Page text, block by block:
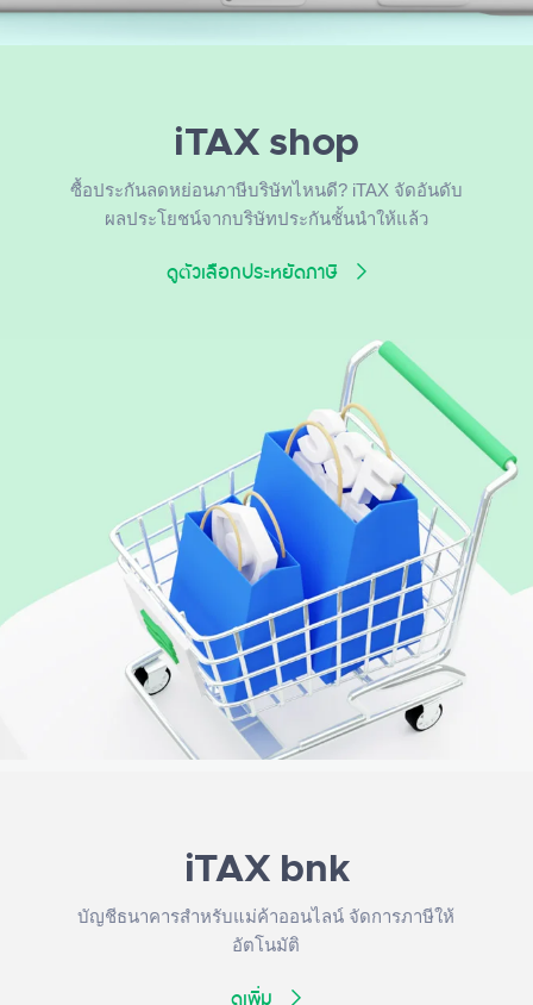
iTAX shop
ซื้อประกันลดหย่อนภาษีบริษัทไหนดี? iTAX จัดอันดับ
ผลประโยชน์จากบริษัทประกันชั้นนำให้แล้ว
ดูตัวเลือกประหยัดภาษี
iTAX bnk
บัญชีธนาคารสำหรับแม่ค้าออนไลน์ จัดการภาษีให้
อัตโนมัติ
ดูเพิ่ม